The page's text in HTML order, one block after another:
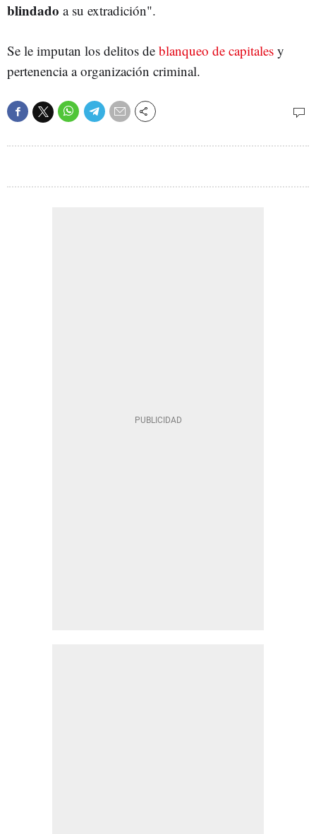
blindado a su extradición".
Se le imputan los delitos de blanqueo de capitales y
pertenencia a organización criminal.